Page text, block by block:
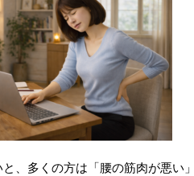
、多くの方は「腰の筋肉が悪い